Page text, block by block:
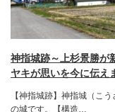
神指城跡～上杉景勝が
ヤキが思いを今に伝え
【神指城跡】神指城（こ
の城です。【構造…